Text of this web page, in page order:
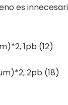
es
1pb (12)
2pb (18)